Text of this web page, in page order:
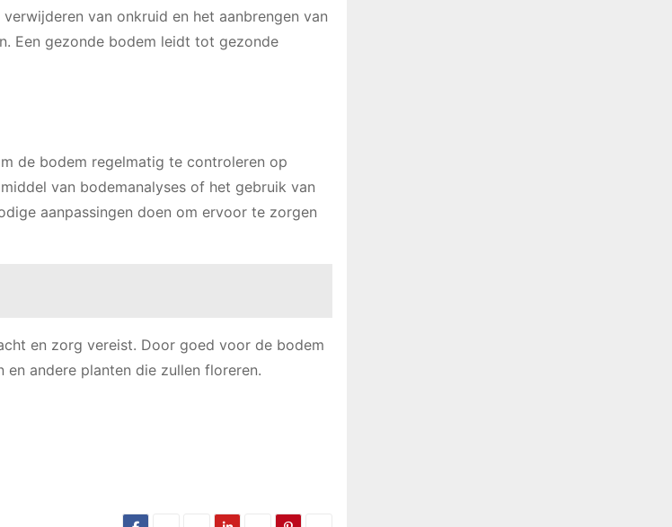
van onkruid en het aanbrengen van
Een gezonde bodem leidt tot gezonde
de bodem regelmatig te controleren op
van bodemanalyses of het gebruik van
aanpassingen doen om ervoor te zorgen
en zorg vereist. Door goed voor de bodem
andere planten die zullen floreren.